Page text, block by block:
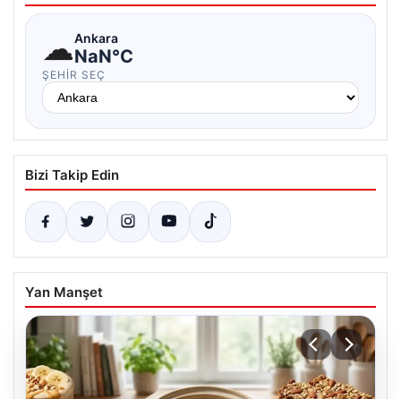
☁Ankara
NaN°C
ŞEHIR SEÇ
Bizi Takip Edin
Yan Manşet